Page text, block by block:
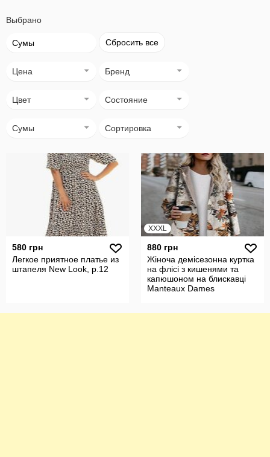
Выбрано
Сумы Сбросить все
Цена Бренд
Цвет Состояние
Сумы Сортировка
580 грн
Легкое приятное платье из
штапеля New Look, р.12
XXXL
880 грн
Жіноча демісезонна куртка
на флісі з кишенями та
капюшоном на блискавці
Manteaux Dames